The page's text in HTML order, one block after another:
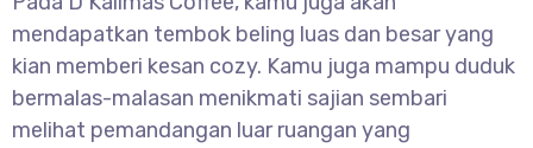
mendapatkan tembok beling luas dan besar yang
kian memberi kesan cozy. Kamu juga mampu duduk
bermalas-malasan menikmati sajian sembari
melihat pemandangan luar ruangan yang